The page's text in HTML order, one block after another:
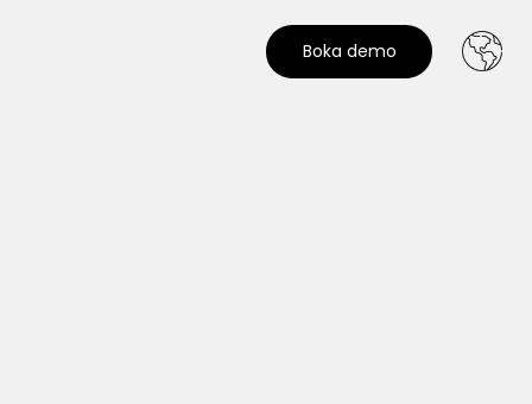
Boka demo